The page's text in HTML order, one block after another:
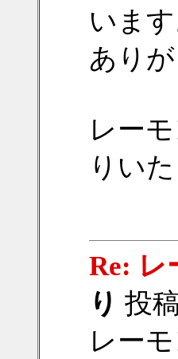
います
あり
レー
りい
Re: レ
り 投
レー